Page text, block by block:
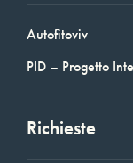
Autofitoviv
PID – Progetto
Richieste